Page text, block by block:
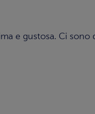
e gustosa. Ci